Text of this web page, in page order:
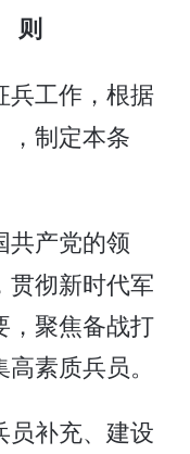
则
工作，根据
，制定本条
产党的领
贯彻新时代军
，聚焦备战打
素质兵员。
补充、建设